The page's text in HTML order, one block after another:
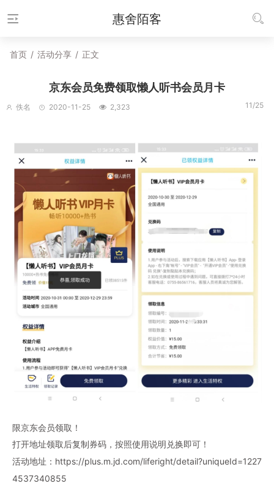
惠舍陌客
首页 / 活动分享 / 正文
京东会员免费领取懒人听书会员月卡
佚名 2020-11-25 2,323 11/25
限京东会员领取！
打开地址领取后复制券码，按照使用说明兑换即可！
活动地址： https://plus.m.jd.com/liferight/detail?uniqueId=1227
4537340855